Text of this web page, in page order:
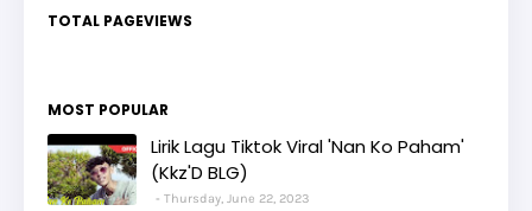
TOTAL PAGEVIEWS
MOST POPULAR
Lirik Lagu Tiktok Viral 'Nan Ko Paham'
(Kkz'D BLG)
Thursday, June 22, 2023